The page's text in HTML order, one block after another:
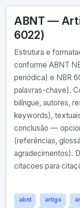
ABNT —
6022)
Estrutura e
conforme ABNT
periódica) e NBR
palavras-chave).
bilíngue, autores,
keywords),
conclusão —
(referências,
agradecimentos).
citacoes para
abnt artigo